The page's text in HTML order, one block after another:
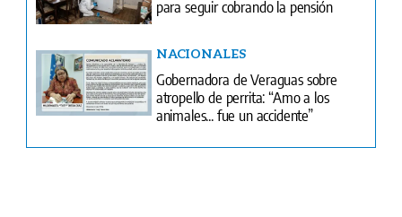
atropello de perrita: “Amo a los